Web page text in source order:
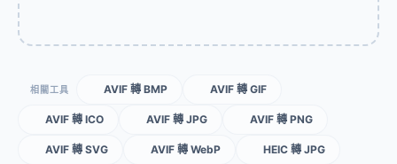
相關工具 AVIF 轉 BMP AVIF 轉 GIF
AVIF 轉 ICO AVIF 轉 JPG AVIF 轉 PNG
AVIF 轉 SVG AVIF 轉 WebP HEIC 轉 JPG